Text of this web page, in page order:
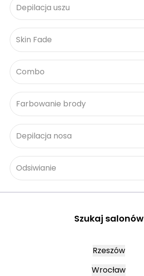
Depilacja uszu
Skin Fade
Combo
Farbowanie brody
Depilacja nosa
Odsiwianie
Szukaj salonów
Rzeszów
Wrocław